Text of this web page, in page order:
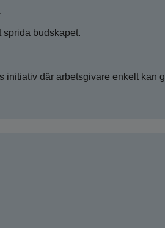
sprida budskapet.
initiativ där arbetsgivare enkelt kan